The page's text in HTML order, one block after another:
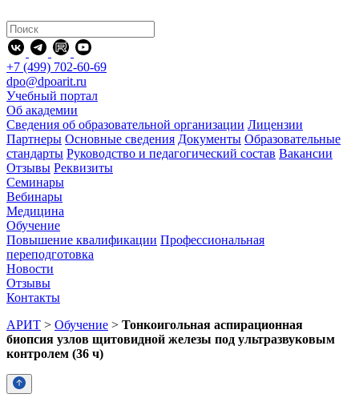
+7 (499) 702-60-69
dpo@dpoarit.ru
Учебный портал
Об академии
Сведения об образовательной организации Лицензии
Партнеры Основные сведения Документы Образовательные
стандарты Руководство и педагогический состав Вакансии
Отзывы Реквизиты
Семинары
Вебинары
Медицина
Обучение
Повышение квалификации Профессиональная
переподготовка
Новости
Отзывы
Контакты
АРИТ > Обучение > Тонкоигольная аспирационная
биопсия узлов щитовидной железы под ультразвуковым
контролем (36 ч)